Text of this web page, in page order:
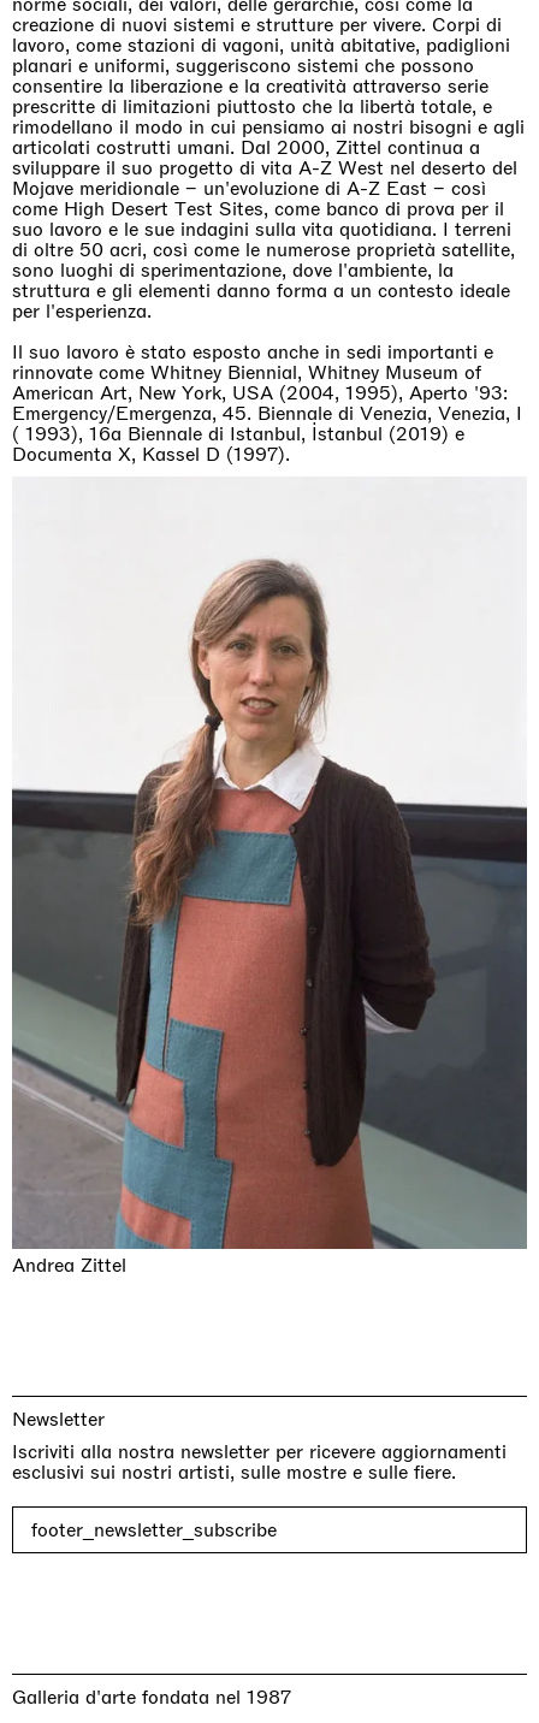
Andrea Zittel
creazione di nuovi sistemi e strutture per vivere. Corpi di
lavoro, come stazioni di vagoni, unità abitative, padiglioni
planari e uniformi, suggeriscono sistemi che possono
consentire la liberazione e la creatività attraverso serie
prescritte di limitazioni piuttosto che la libertà totale, e
rimodellano il modo in cui pensiamo ai nostri bisogni e agli
articolati costrutti umani. Dal 2000, Zittel continua a
sviluppare il suo progetto di vita A-Z West nel deserto del
Mojave meridionale – un'evoluzione di A-Z East – così
come High Desert Test Sites, come banco di prova per il
suo lavoro e le sue indagini sulla vita quotidiana. I terreni
di oltre 50 acri, così come le numerose proprietà satellite,
sono luoghi di sperimentazione, dove l'ambiente, la
struttura e gli elementi danno forma a un contesto ideale
per l'esperienza.
Il suo lavoro è stato esposto anche in sedi importanti e
rinnovate come Whitney Biennial, Whitney Museum of
American Art, New York, USA (2004, 1995), Aperto '93:
Emergency/Emergenza, 45. Biennale di Venezia, Venezia, I
( 1993), 16a Biennale di Istanbul, İstanbul (2019) e
Documenta X, Kassel D (1997).
Newsletter
Iscriviti alla nostra newsletter per ricevere aggiornamenti
esclusivi sui nostri artisti, sulle mostre e sulle fiere.
footer_newsletter_subscribe
Galleria d'arte fondata nel 1987